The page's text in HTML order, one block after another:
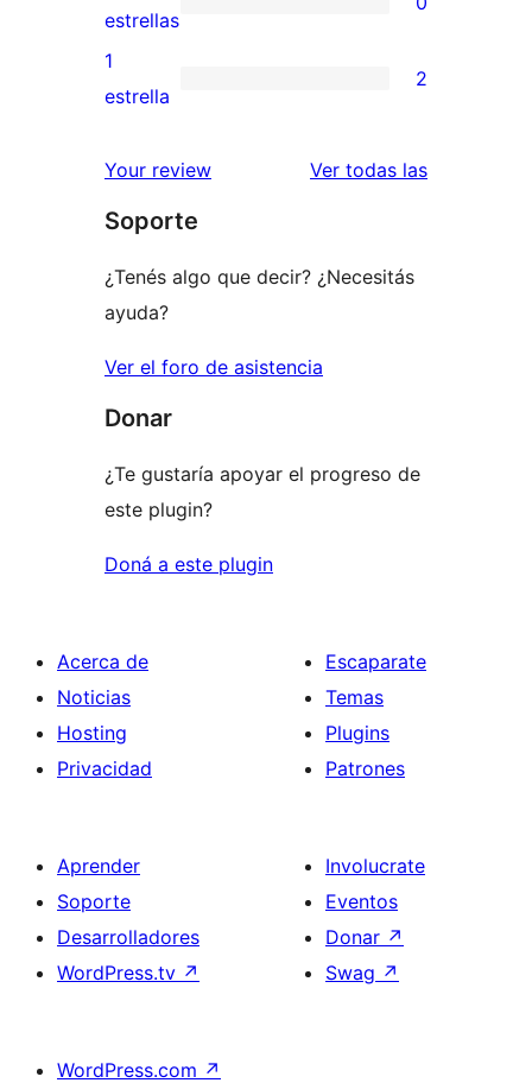
estrellas
de
3
estrellas
0
valoraciones
de
estrellas
estrellas
2
de
estrellas
1
estrella
2
Your review Ver todas lasreseñas
Soporte
¿Tenés algo que decir? ¿Necesitás
ayuda?
Ver el foro de asistencia
Donar
¿Te gustaría apoyar el progreso de
este plugin?
Doná a este plugin
Acerca de
Noticias
Hosting
Privacidad
Escaparate
Temas
Plugins
Patrones
Aprender
Soporte
Desarrolladores
WordPress.tv ↗
Involucrate
Eventos
Donar ↗
Swag ↗
WordPress.com ↗